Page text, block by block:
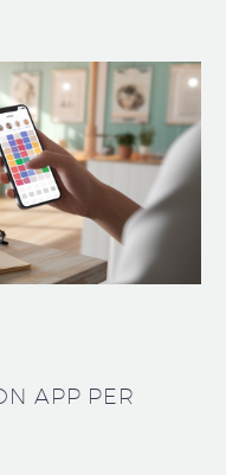
APP PER